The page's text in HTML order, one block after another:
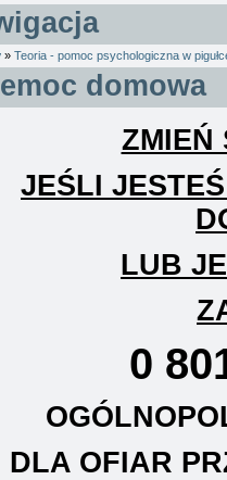
» Teoria - pomoc psychologiczna w
domowa
ZMIEŃ
JEŚLI
LUB
0
DLA OFIAR